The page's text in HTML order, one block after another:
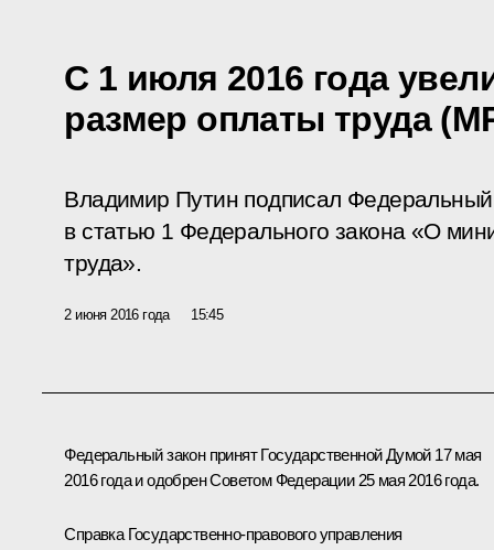
C 1 июля 2016 года
размер оплаты труда
Владимир Путин подписал
в статью 1 Федерального закона «О
труда».
2 июня 2016 года 15:45
Федеральный закон принят Государственной Думой 17 мая
2016 года и одобрен Советом Федерации 25 мая 2016 года.
Справка Государственно-правового управления